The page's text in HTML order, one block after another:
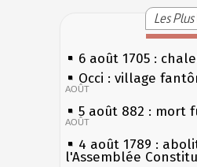
Les Plus
6 août 1705 :
Occi : village
AOÛT
5 août 882 : mort
AOÛT
4 août 1789 :
l'Assemblée